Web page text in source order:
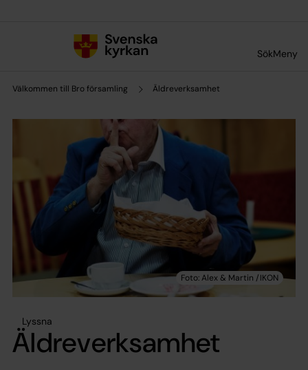
SökMeny
Välkommen till Bro församling Äldreverksamhet
Lyssna
Äldreverksamhet